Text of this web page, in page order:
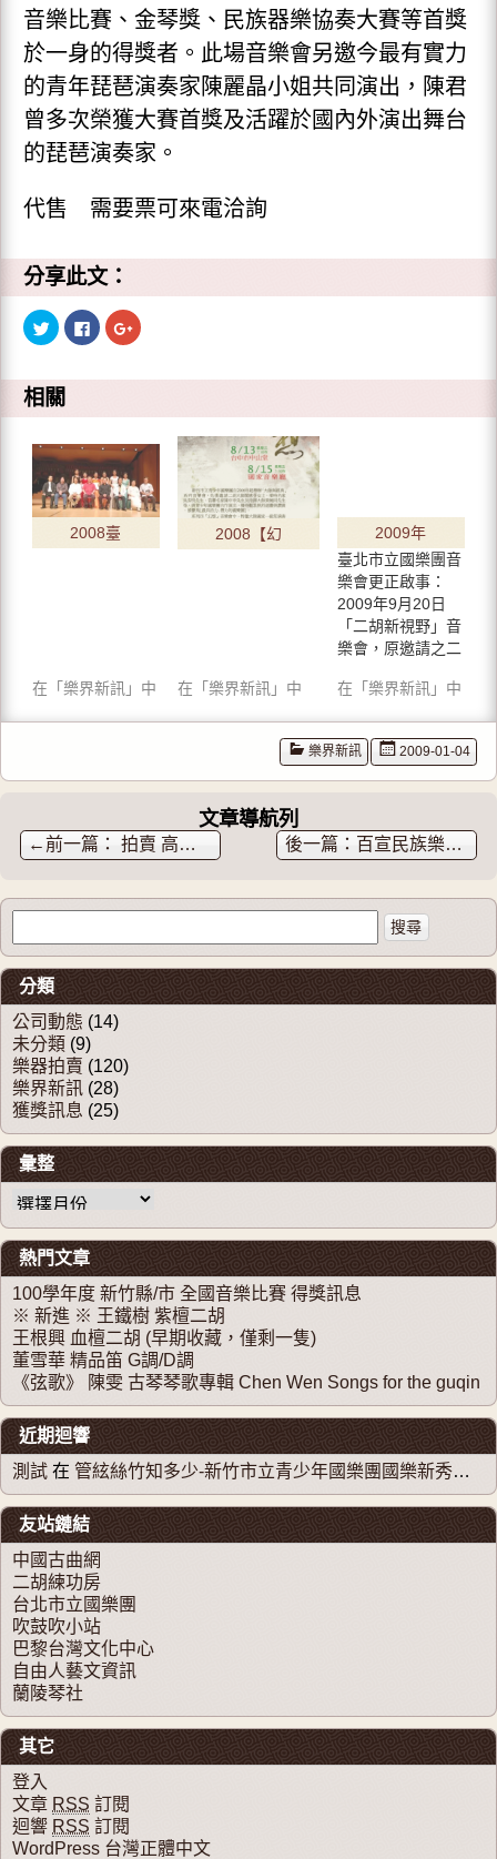
音樂比賽、金琴獎、民族器樂協奏大賽等首獎
於一身的得獎者。此場音樂會另邀今最有實力
的青年琵琶演奏家陳麗晶小姐共同演出，陳君
曾多次榮獲大賽首獎及活躍於國內外演出舞台
的琵琶演奏家。
代售 需要票可來電洽詢
分享此文：
分
享
w
i
t
t
r
(
在
新
視
窗
中
啟
按
一
分
F
c
e
b
o
o
k
(
在
新
點
擊
到
o
l
e
(
在
新
視
中
相關
2008臺
賽公佈
比賽結
在「樂界新訊」中
2008【幻
典系列音
樂會四
在「樂界新訊」中
2009年
9月20
日「二
胡新視
野」音
樂會
臺北市立國樂團音
樂會更正啟事：
2009年9月20日
「二胡新視野」音
樂會，原邀請之二
因…
在「樂界新訊」中
樂界新訊 2009-01-04
文章導航列
← 拍賣 高級二胡弓（加長）特價：500元 限量10把 百宣民族樂器行 ※春節※特開兩班【二胡團體班】
分類
公司動態 (14)
未分類 (9)
樂器拍賣 (120)
樂界新訊 (28)
獲獎訊息 (25)
彙整
彙整
熱門文章
100學年度 新竹縣/市 全國音樂比賽 得獎訊息
※ 新進 ※ 王鐵樹 紫檀二胡
王根興 血檀二胡 (早期收藏，僅剩一隻)
董雪華 精品笛 G調/D調
《弦歌》 陳雯 古琴琴歌專輯 Chen Wen Songs for the guqin
近期迴響
測試 在 管絃絲竹知多少-新竹市立青少年國樂團國樂新秀系列音樂會
友站鏈結
中國古曲網
二胡練功房
台北市立國樂團
吹鼓吹小站
巴黎台灣文化中心
自由人藝文資訊
蘭陵琴社
其它
登入
文章 RSS 訂閱
迴響 RSS 訂閱
WordPress 台灣正體中文